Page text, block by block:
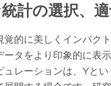
計の選択、
的に美しくインパク
タをより印象的に表
レーションは、Yと